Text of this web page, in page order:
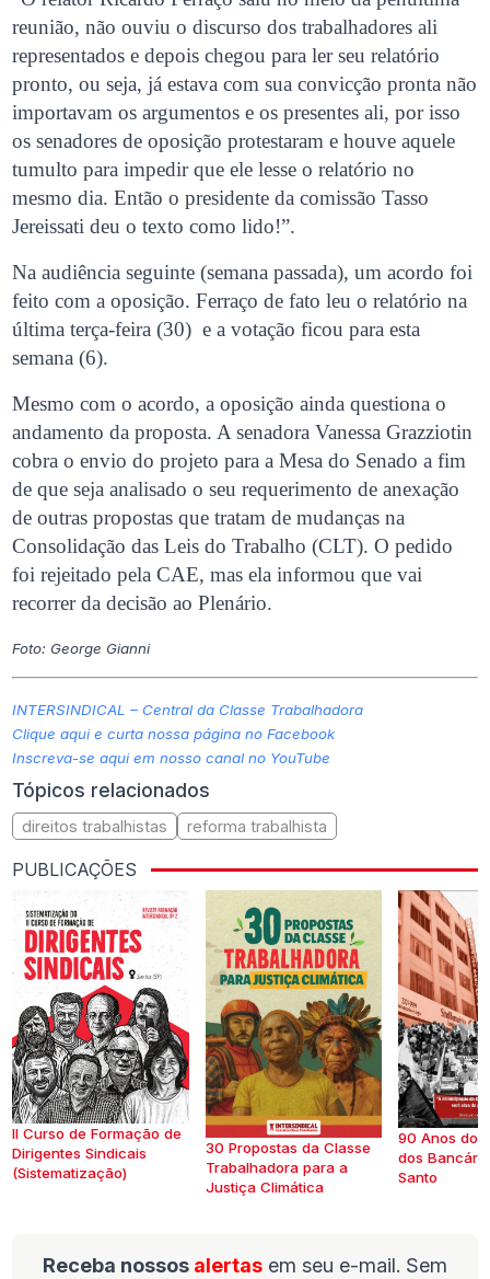
reunião, não ouviu o discurso dos trabalhadores ali
representados e depois chegou para ler seu relatório
pronto, ou seja, já estava com sua convicção pronta não
importavam os argumentos e os presentes ali, por isso
os senadores de oposição protestaram e houve aquele
tumulto para impedir que ele lesse o relatório no
mesmo dia. Então o presidente da comissão Tasso
Jereissati deu o texto como lido!”.
Na audiência seguinte (semana passada), um acordo foi
feito com a oposição. Ferraço de fato leu o relatório na
última terça-feira (30) e a votação ficou para esta
semana (6).
Mesmo com o acordo, a oposição ainda questiona o
andamento da proposta. A senadora Vanessa Grazziotin
cobra o envio do projeto para a Mesa do Senado a fim
de que seja analisado o seu requerimento de anexação
de outras propostas que tratam de mudanças na
Consolidação das Leis do Trabalho (CLT). O pedido
foi rejeitado pela CAE, mas ela informou que vai
recorrer da decisão ao Plenário.
Foto: George Gianni
INTERSINDICAL – Central da Classe Trabalhadora
Clique aqui e curta nossa página no Facebook
Inscreva-se aqui em nosso canal no YouTube
Tópicos relacionados
direitos trabalhistas reforma trabalhista
PUBLICAÇÕES
II Curso de Formação de
Dirigentes Sindicais
(Sistematização)
30 Propostas da Classe
Trabalhadora para a
Justiça Climática
90 Anos do
dos
Santo
Receba nossos alertas em seu e-mail. Sem